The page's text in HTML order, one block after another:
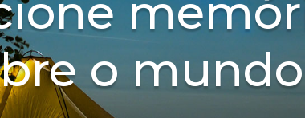
o mundo